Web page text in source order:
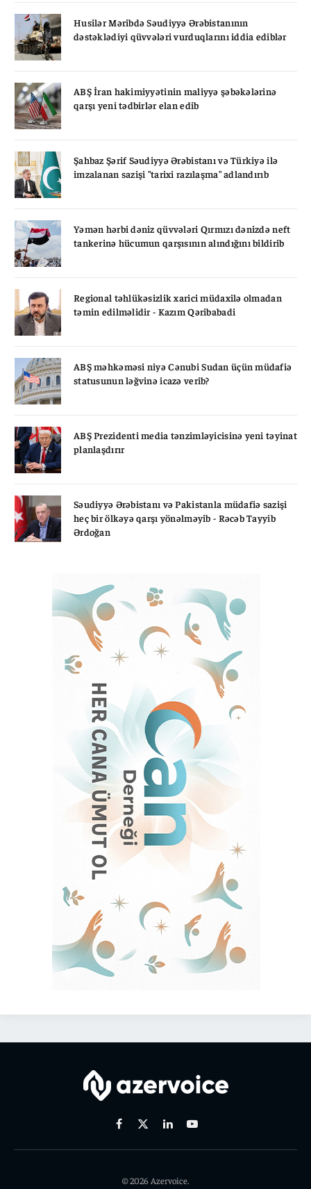
Husilər Məribdə Səudiyyə Ərəbistanının
dəstəklədiyi qüvvələri vurduqlarını iddia ediblər
ABŞ İran hakimiyyətinin maliyyə şəbəkələrinə
qarşı yeni tədbirlər elan edib
Şahbaz Şərif Səudiyyə Ərəbistanı və Türkiyə ilə
imzalanan sazişi "tarixi razılaşma" adlandırıb
Yəmən hərbi dəniz qüvvələri Qırmızı dənizdə neft
tankerinə hücumun qarşısının alındığını bildirib
Regional təhlükəsizlik xarici müdaxilə olmadan
təmin edilməlidir - Kazım Qəribabadi
ABŞ məhkəməsi niyə Cənubi Sudan üçün müdafiə
statusunun ləğvinə icazə verib?
ABŞ Prezidenti media tənzimləyicisinə yeni təyinat
planlaşdırır
Səudiyyə Ərəbistanı və Pakistanla müdafiə sazişi
heç bir ölkəyə qarşı yönəlməyib - Rəcəb Tayyib
Ərdoğan
Facebook
X
LinkedinYoutube
© 2026 Azervoice.